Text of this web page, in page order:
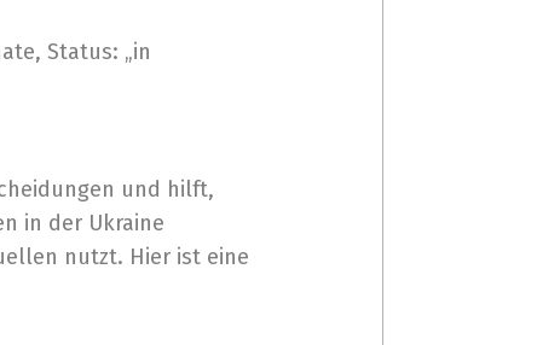
Status: „in
und hilft,
in der Ukraine
nutzt. Hier ist eine